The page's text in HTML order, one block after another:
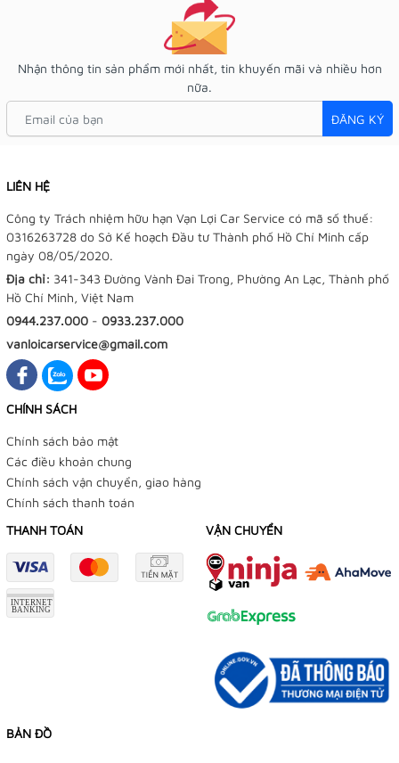
Nhận thông tin sản phẩm mới nhất, tin khuyến mãi và nhiều hơn
nữa.
ĐĂNG KÝ
LIÊN HỆ
Công ty Trách nhiệm hữu hạn Vạn Lợi Car Service có mã số thuế:
0316263728 do Sở Kế hoạch Đầu tư Thành phố Hồ Chí Minh cấp
ngày 08/05/2020.
Địa chỉ: 341-343 Đường Vành Đai Trong, Phường An Lạc, Thành phố
Hồ Chí Minh, Việt Nam
0944.237.000 - 0933.237.000
vanloicarservice@gmail.com
CHÍNH SÁCH
Chính sách bảo mật
Các điều khoản chung
Chính sách vận chuyển, giao hàng
Chính sách thanh toán
THANH TOÁN
VẬN CHUYỂN
BẢN ĐỒ